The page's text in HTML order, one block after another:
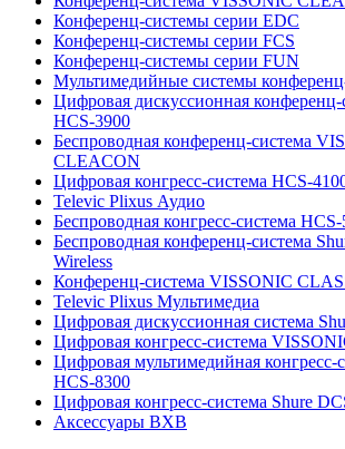
Конференц-системы серии EDC
Конференц-системы серии FCS
Конференц-системы серии FUN
Мультимедийные системы
Цифровая дискуссионная
HCS-3900
Беспроводная конференц-система
CLEACON
Цифровая конгресс-система HCS-
Televic Plixus Аудио
Беспроводная конгресс-система
Беспроводная конференц-система
Wireless
Конференц-система VISSONIC
Televic Plixus Мультимедиа
Цифровая дискуссионная система
Цифровая конгресс-система
Цифровая мультимедийная
HCS-8300
Цифровая конгресс-система Shure
Аксессуары BXB